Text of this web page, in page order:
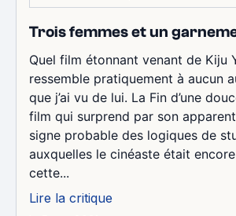
Trois femmes et un
Quel film étonnant venant de Kiju
ressemble pratiquement à aucun
que j’ai vu de lui. La Fin d’une
film qui surprend par son
signe probable des logiques de
auxquelles le cinéaste était
cette...
Lire la critique